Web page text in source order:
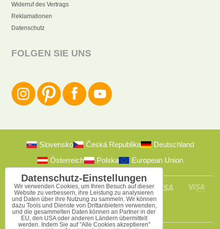
Widerruf des Vertrags
Reklamationen
Datenschutz
FOLGEN SIE UNS
Slovensko Česká Republika
Deutschland
Österreich
Polska European Union
Datenschutz-Einstellungen
Wir verwenden Cookies, um Ihren Besuch auf dieser
Website zu verbessern, ihre Leistung zu analysieren
und Daten über ihre Nutzung zu sammeln. Wir können
dazu Tools und Dienste von Drittanbietern verwenden,
und die gesammelten Daten können an Partner in der
EU, den USA oder anderen Ländern übermittelt
werden. Indem Sie auf "Alle Cookies akzeptieren"